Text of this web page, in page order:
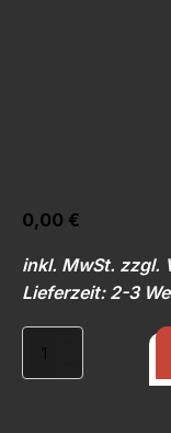
0,00 €
inkl. MwSt. zzgl.
Lieferzeit: 2-3